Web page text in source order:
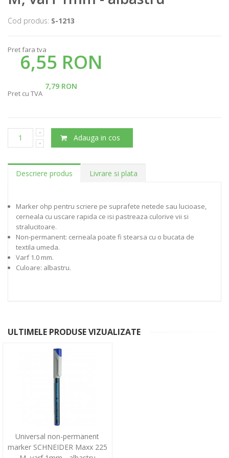
Cod produs: S-1213
Pret fara tva
6,55 RON
7,79 RON
Pret cu TVA
Adauga in cos
Descriere produs Livrare si plata
Marker ohp pentru scriere pe suprafete netede sau lucioase,
cerneala cu uscare rapida ce isi pastreaza culorive vii si
stralucitoare.
Non-permanent: cerneala poate fi stearsa cu o bucata de
textila umeda.
Varf 1.0 mm.
Culoare: albastru.
ULTIMELE PRODUSE VIZUALIZATE
Universal non-permanent
marker SCHNEIDER Maxx 225